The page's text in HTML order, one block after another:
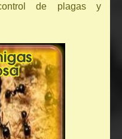
de plagas y